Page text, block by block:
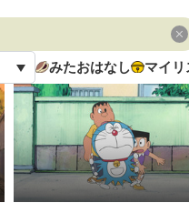
みたおはなし マイリ